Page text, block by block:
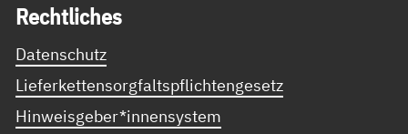
Recht­li­ches
Datenschutz
Lieferkettensorgfaltspflichtengesetz
Hinweisgeber*innensystem